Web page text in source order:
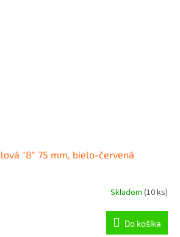
"8" 75 mm, bielo-červená
Skladom (10 ks)
Do košíka